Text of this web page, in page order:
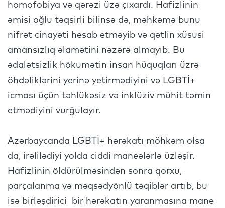
homofobiya və qərəzi üzə çıxardı. Hafizlinin
əmisi oğlu təqsirli bilinsə də, məhkəmə bunu
nifrət cinayəti hesab etməyib və qətlin xüsusi
amansızlıq əlamətini nəzərə almayıb. Bu
ədalətsizlik hökumətin insan hüquqları üzrə
öhdəliklərini yerinə yetirmədiyini və LGBTİ+
icması üçün təhlükəsiz və inklüziv mühit təmin
etmədiyini vurğulayır.
Azərbaycanda LGBTİ+ hərəkatı möhkəm olsa
da, irəlilədiyi yolda ciddi maneələrlə üzləşir.
Hafizlinin öldürülməsindən sonra qorxu,
parçalanma və məqsədyönlü təqiblər artıb, bu
isə birləşdirici bir hərəkatın yaranmasına mane